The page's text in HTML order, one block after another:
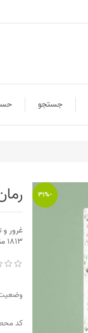
جستجو
-31%
غرور
1813 منتشر شد.
کد